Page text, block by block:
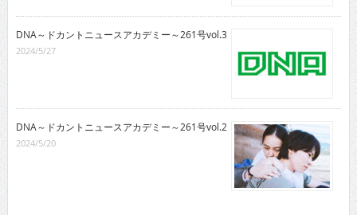
DNA～ドカントニュースアカデミー～261号vol.3
2024/5/27
DNA～ドカントニュースアカデミー～261号vol.2
2024/5/20